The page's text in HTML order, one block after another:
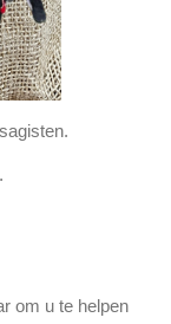
om u te helpen